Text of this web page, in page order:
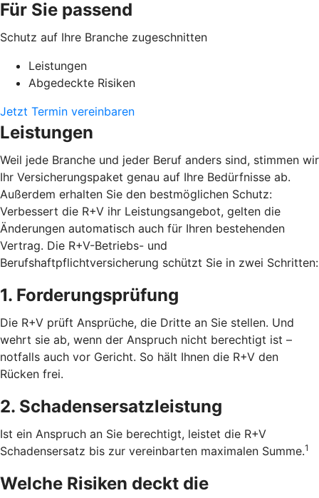
Für Sie passend
Schutz auf Ihre Branche zugeschnitten
Leistungen
Abgedeckte Risiken
Jetzt Termin vereinbaren
Leistungen
Weil jede Branche und jeder Beruf anders sind, stimmen wir
Ihr Versicherungspaket genau auf Ihre Bedürfnisse ab.
Außerdem erhalten Sie den bestmöglichen Schutz:
Verbessert die R+V ihr Leistungsangebot, gelten die
Änderungen automatisch auch für Ihren bestehenden
Vertrag. Die R+V-Betriebs- und
Berufshaftpflichtversicherung schützt Sie in zwei Schritten:
1. Forderungsprüfung
Die R+V prüft Ansprüche, die Dritte an Sie stellen. Und
wehrt sie ab, wenn der Anspruch nicht berechtigt ist –
notfalls auch vor Gericht. So hält Ihnen die R+V den
Rücken frei.
2. Schadensersatzleistung
Ist ein Anspruch an Sie berechtigt, leistet die R+V
Schadensersatz bis zur vereinbarten maximalen Summe.1
Welche Risiken deckt die